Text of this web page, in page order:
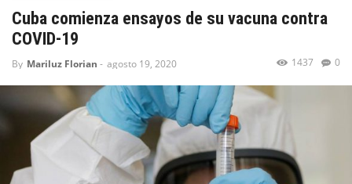
Cuba comienza ensayos de su vacuna contra
COVID-19
By Mariluz Florian - agosto 19, 2020 0
1437